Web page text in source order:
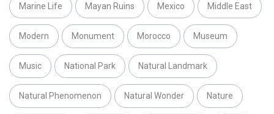
Marine Life Mayan Ruins Mexico Middle East
Modern Monument Morocco Museum
Music National Park Natural Landmark
Natural Phenomenon Natural Wonder Nature